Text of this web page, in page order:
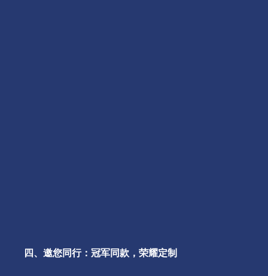
四、 邀您同行：冠军同款，荣耀定制